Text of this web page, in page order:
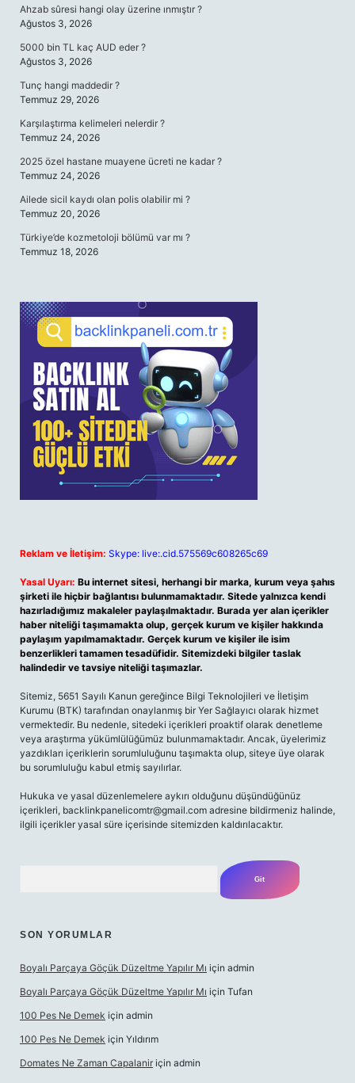
Ahzab sûresi hangi olay üzerine ınmıştır ?
Ağustos 3, 2026
5000 bin TL kaç AUD eder ?
Ağustos 3, 2026
Tunç hangi maddedir ?
Temmuz 29, 2026
Karşılaştırma kelimeleri nelerdir ?
Temmuz 24, 2026
2025 özel hastane muayene ücreti ne kadar ?
Temmuz 24, 2026
Ailede sicil kaydı olan polis olabilir mi ?
Temmuz 20, 2026
Türkiye’de kozmetoloji bölümü var mı ?
Temmuz 18, 2026
Reklam ve İletişim: Skype: live:.cid.575569c608265c69
Yasal Uyarı: Bu internet sitesi, herhangi bir marka, kurum veya şahıs
şirketi ile hiçbir bağlantısı bulunmamaktadır. Sitede yalnızca kendi
hazırladığımız makaleler paylaşılmaktadır. Burada yer alan içerikler
haber niteliği taşımamakta olup, gerçek kurum ve kişiler hakkında
paylaşım yapılmamaktadır. Gerçek kurum ve kişiler ile isim
benzerlikleri tamamen tesadüfidir. Sitemizdeki bilgiler taslak
halindedir ve tavsiye niteliği taşımazlar.
Sitemiz, 5651 Sayılı Kanun gereğince Bilgi Teknolojileri ve İletişim
Kurumu (BTK) tarafından onaylanmış bir Yer Sağlayıcı olarak hizmet
vermektedir. Bu nedenle, sitedeki içerikleri proaktif olarak denetleme
veya araştırma yükümlülüğümüz bulunmamaktadır. Ancak, üyelerimiz
yazdıkları içeriklerin sorumluluğunu taşımakta olup, siteye üye olarak
bu sorumluluğu kabul etmiş sayılırlar.
Hukuka ve yasal düzenlemelere aykırı olduğunu düşündüğünüz
içerikleri, backlinkpanelicomtr@gmail.com adresine bildirmeniz halinde,
ilgili içerikler yasal süre içerisinde sitemizden kaldırılacaktır.
SON YORUMLAR
Boyalı Parçaya Göçük Düzeltme Yapılır Mı için admin
Boyalı Parçaya Göçük Düzeltme Yapılır Mı için Tufan
100 Pes Ne Demek için admin
100 Pes Ne Demek için Yıldırım
Domates Ne Zaman Capalanir için admin